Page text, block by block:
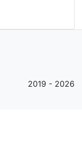
2019 - 2026